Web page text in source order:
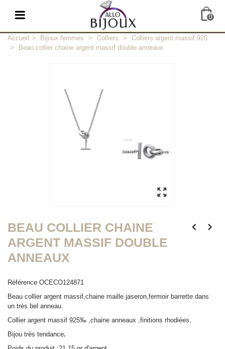
0
Accueil > Bijoux femmes > Colliers >
Colliers argent massif 925
>
Beau collier chaine argent massif double anneaux
BEAU COLLIER CHAINE
ARGENT MASSIF DOUBLE
ANNEAUX
Référence OCECO124871
Beau collier argent massif,chaine maille jaseron,fermoir barrette dans
un très bel anneau.
Collier argent massif 925‰ ,chaine anneaux ,finitions rhodiées.
Bijou très tendance.